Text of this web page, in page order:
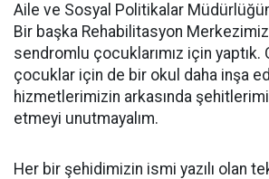
Aile ve Sosyal Politikalar
Bir başka Rehabilitasyon
sendromlu çocuklarımız için
çocuklar için de bir okul daha inşa
hizmetlerimizin arkasında
etmeyi unutmayalım.
Her bir şehidimizin ismi yazılı olan